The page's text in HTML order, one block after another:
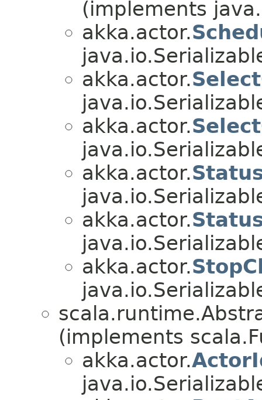
(implements
akka.actor.
akka.actor.
akka.actor.
akka.actor.
akka.actor.
akka.actor.
(implements
akka.actor.